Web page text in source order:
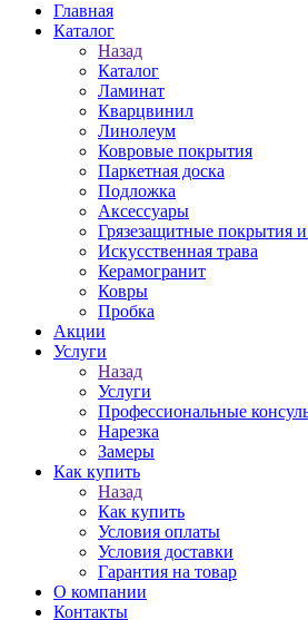
Главная
Каталог
Назад
Каталог
Ламинат
Кварцвинил
Линолеум
Ковровые покрытия
Паркетная доска
Подложка
Аксессуары
Грязезащитные покрытия
Искусственная трава
Керамогранит
Ковры
Пробка
Акции
Услуги
Назад
Услуги
Профессиональные
Нарезка
Замеры
Как купить
Назад
Как купить
Условия оплаты
Условия доставки
Гарантия на товар
О компании
Контакты